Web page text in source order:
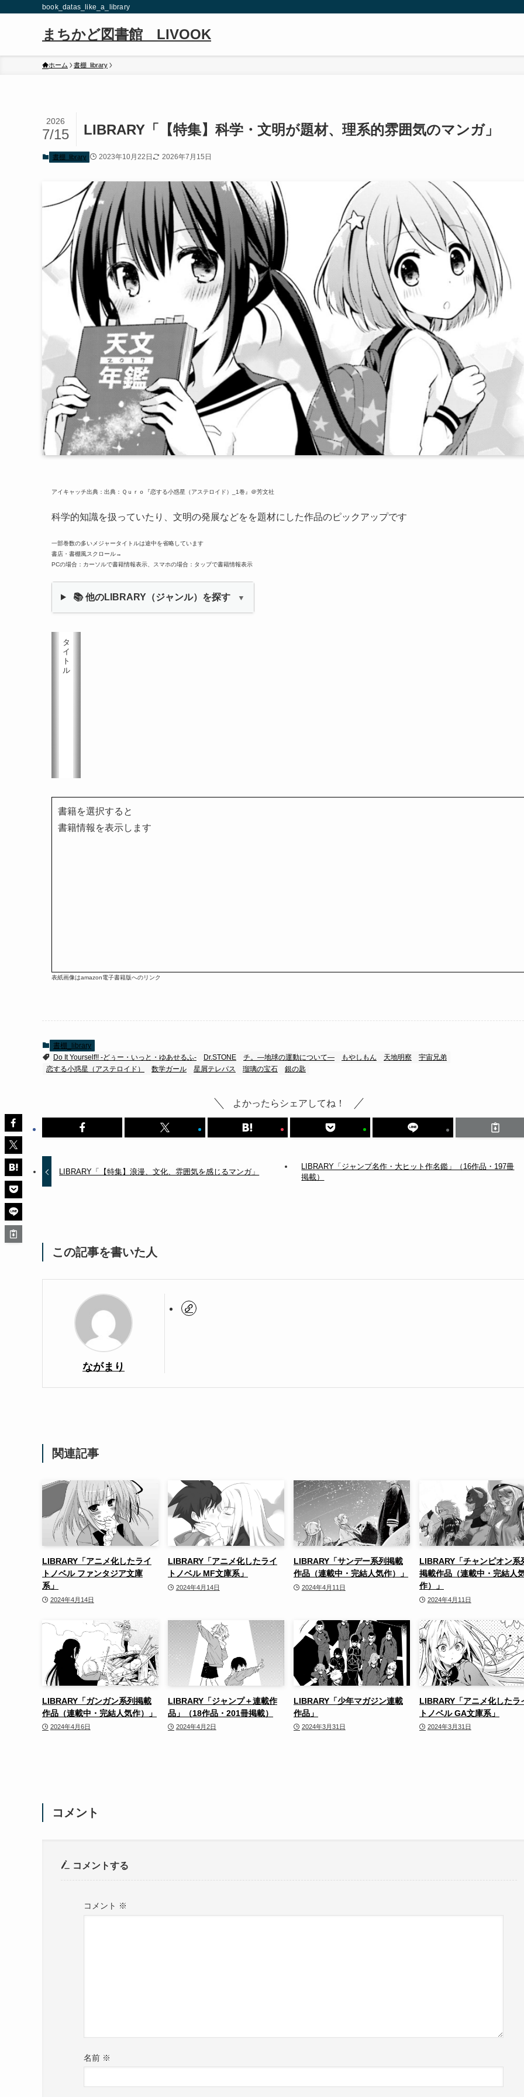
book_datas_like_a_library
まちかど図書館 LIVOOK
ホーム 書棚_library
LIBRARY「【特集】科学・文明が題材、理系的雰囲気のマンガ」
2026
7/15
書棚_library 2023年10月22日 2026年7月15日
アイキャッチ出典：出典：Ｑｕｒｏ『恋する小惑星（アステロイド）_1巻』＠芳文社
科学的知識を扱っていたり、文明の発展などをを題材にした作品のピックアップです
一部巻数の多いメジャータイトルは途中を省略しています
書店・書棚風スクロール→
PCの場合：カーソルで書籍情報表示、スマホの場合：タップで書籍情報表示
📚 他のLIBRARY（ジャンル）を探す ▼
タ
イ
ト
ル
書籍を選択すると
書籍情報を表示します
表紙画像はamazon電子書籍版へのリンク
書棚_library
Do It Yourself!! -どぅー・いっと・ゆあせるふ-
Dr.STONE チ。―地球の運動について― もやしもん 天地明察
宇宙兄弟
恋する小惑星（アステロイド）
数学ガール 星屑テレパス 瑠璃の宝石 銀の匙
よかったらシェアしてね！
LIBRARY「【特集】浪漫、文化、雰囲気を感じるマンガ」
LIBRARY「ジャンプ名作・大ヒット作名鑑」（16作品・197冊
掲載）
この記事を書いた人
ながまり
関連記事
LIBRARY「アニメ化したライ
トノベル ファンタジア文庫
系」
2024年4月14日
LIBRARY「アニメ化したライ
トノベル MF文庫系」
2024年4月14日
LIBRARY「サンデー系列掲載
作品（連載中・完結人気作）」
2024年4月11日
LIBRARY「チャンピオン系
掲載作品（連載中・完結人
作）」
2024年4月11日
LIBRARY「ガンガン系列掲載
作品（連載中・完結人気作）」
2024年4月6日
LIBRARY「ジャンプ＋連載作
品」（18作品・201冊掲載）
2024年4月2日
LIBRARY「少年マガジン連載
作品」
2024年3月31日
LIBRARY「アニメ化したラ
トノベル GA文庫系」
2024年3月31日
コメント
コメントする
コメント ※
名前 ※